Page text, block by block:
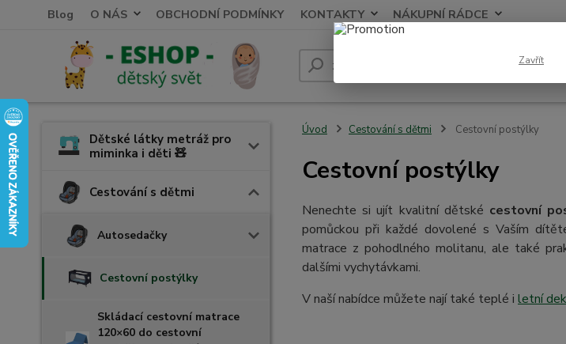
Blog O NÁS OBCHODNÍ PODMÍNKY KONTAKTY NÁKUPNÍ RÁDCE
Dětské látky metráž pro
miminka i děti 🧸
Cestování s dětmi
Autosedačky
Cestovní postýlky
Skládací cestovní matrace
120×60 do cestovní
Úvod Cestování s dětmi Cestovní postýlky
Cestovní postýlky
Nenechte si ujít kvalitní dětské cestovní
pomůckou při každé dovolené s Vaším
matrace z pohodlného molitanu, ale také
dalšími vychytávkami.
V naší nabídce můžete nají také teplé i letní
Zavřít